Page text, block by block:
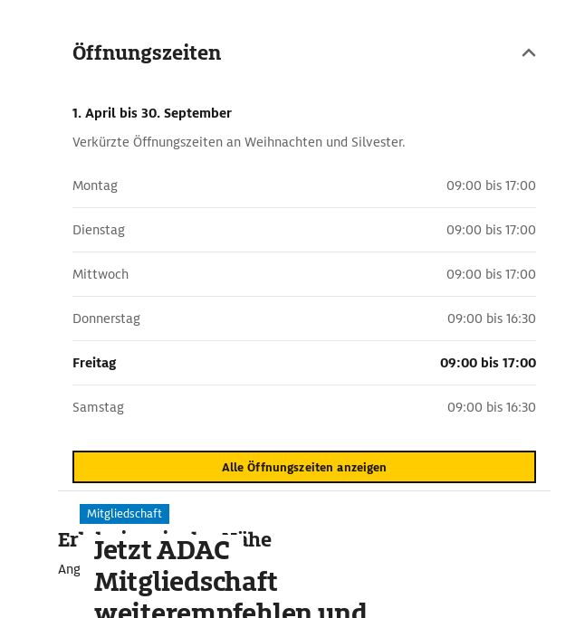
Öffnungszeiten
1. April bis 30. September
Verkürzte Öffnungszeiten an Weihnachten und Silvester.
Montag 09:00 bis 17:00
Dienstag 09:00 bis 17:00
Mittwoch 09:00 bis 17:00
Donnerstag 09:00 bis 16:30
Freitag 09:00 bis 17:00
Samstag 09:00 bis 16:30
Alle Öffnungszeiten anzeigen
Erlebnisse in der Nähe
Angebote für unvergessliche Momente
Mitgliedschaft
Jetzt ADAC
Mitgliedschaft